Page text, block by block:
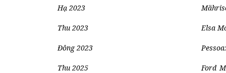
Hạ 2023
Thu 2023
Đông 2023
Thu 2025
Elsa
Ford